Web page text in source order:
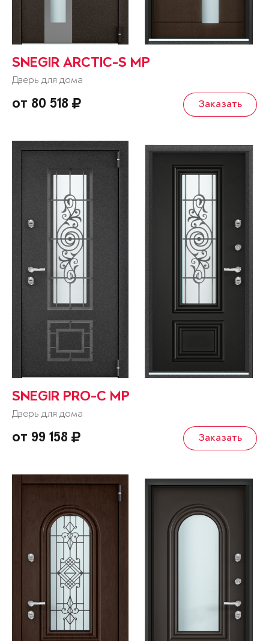
SNEGIR ARCTIC-S MP
Дверь для дома
от 80 518 Заказать
SNEGIR PRO-C MP
Дверь для дома
от 99 158 Заказать